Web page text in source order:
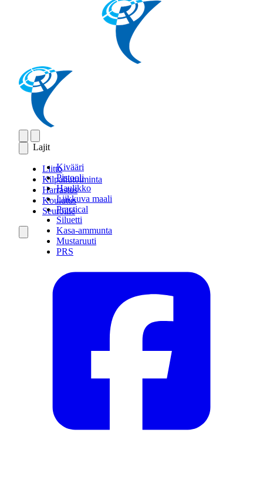
Lajit
Kivääri
Pistooli
Haulikko
Liikkuva maali
Practical
Siluetti
Kasa-ammunta
Mustaruuti
PRS
Liitto
Kilpailutoiminta
Harrastus
Koulutus
Seuroille